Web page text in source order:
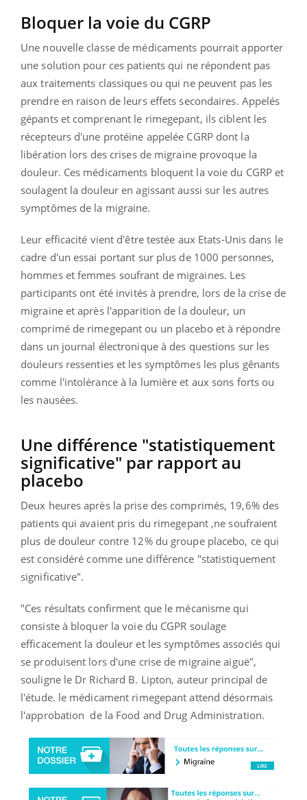
Bloquer la voie du CGRP
Une nouvelle classe de médicaments pourrait apporter
une solution pour ces patients qui ne répondent pas
aux traitements classiques ou qui ne peuvent pas les
prendre en raison de leurs effets secondaires. Appelés
gépants et comprenant le rimegepant, ils ciblent les
récepteurs d'une protéine appelée CGRP dont la
libération lors des crises de migraine provoque la
douleur. Ces médicaments bloquent la voie du CGRP et
soulagent la douleur en agissant aussi sur les autres
symptômes de la migraine.
Leur efficacité vient d'être testée aux Etats-Unis dans le
cadre d'un essai portant sur plus de 1000 personnes,
hommes et femmes soufrant de migraines. Les
participants ont été invités à prendre, lors de la crise de
migraine et après l'apparition de la douleur, un
comprimé de rimegepant ou un placebo et à répondre
dans un journal électronique à des questions sur les
douleurs ressenties et les symptômes les plus gênants
comme l'intolérance à la lumière et aux sons forts ou
les nausées.
Une différence "statistiquement
significative" par rapport au
placebo
Deux heures après la prise des comprimés, 19,6% des
patients qui avaient pris du rimegepant ,ne soufraient
plus de douleur contre 12% du groupe placebo, ce qui
est considéré comme une différence "statistiquement
significative".
"Ces résultats confirment que le mécanisme qui
consiste à bloquer la voie du CGPR soulage
efficacement la douleur et les symptômes associés qui
se produisent lors d'une crise de migraine aiguë",
souligne le Dr Richard B. Lipton, auteur principal de
l'étude. le médicament rimegepant attend désormais
l'approbation de la Food and Drug Administration.